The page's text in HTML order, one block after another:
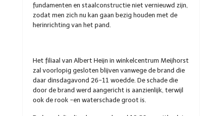
fundamenten en staalconstructie niet vernieuwd zijn,
zodat men zich nu kan gaan bezig houden met de
herinrichting van het pand.
Het filiaal van Albert Heijn in winkelcentrum Meijhorst
zal voorlopig gesloten blijven vanwege de brand die
daar dinsdagavond 26-11 woedde. De schade die
door de brand werd aangericht is aanzienlijk, terwijl
ook de rook -en waterschade groot is.